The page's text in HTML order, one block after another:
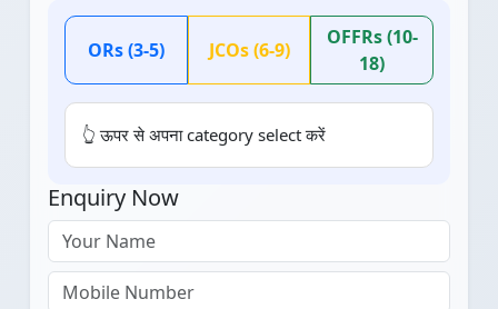
ORs (3-5) JCOs (6-9)
OFFRs (10-
18)
👆 ऊपर से अपना category select करें
Enquiry Now